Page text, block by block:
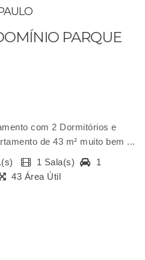
PARQUE
com 2 Dormitórios e
de 43 m² muito bem ...
1 Sala(s)
1
43 Área Útil